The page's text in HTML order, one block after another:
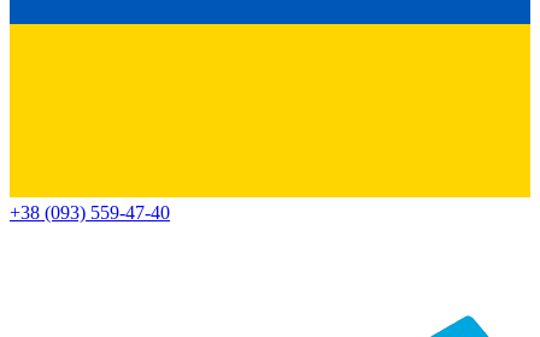
+38 (093) 559-47-40